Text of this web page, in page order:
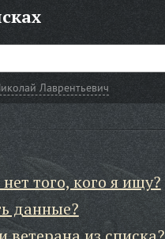
Лаврентьевич
того, кого я ищу?
данные?